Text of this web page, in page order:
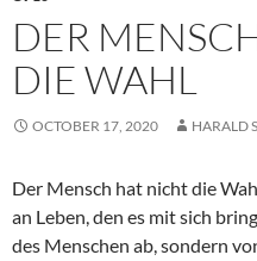
DER
DIE WAHL
OCTOBER 17, 2020 HARALD
Der Mensch hat nicht die
an Leben, den es mit sich
des Menschen ab, sondern